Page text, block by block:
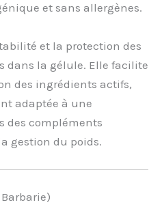
et sans allergènes.
et la protection des
dans la gélule. Elle facilite
des ingrédients actifs,
adaptée à une
des compléments
gestion du poids.